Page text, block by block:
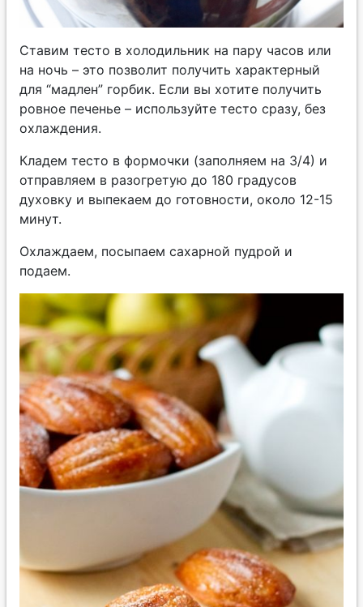
Ставим тесто в холодильник на пару часов или
на ночь – это позволит получить характерный
для “мадлен” горбик. Если вы хотите получить
ровное печенье – используйте тесто сразу, без
охлаждения.
Кладем тесто в формочки (заполняем на 3/4) и
отправляем в разогретую до 180 градусов
духовку и выпекаем до готовности, около 12-15
минут.
Охлаждаем, посыпаем сахарной пудрой и
подаем.